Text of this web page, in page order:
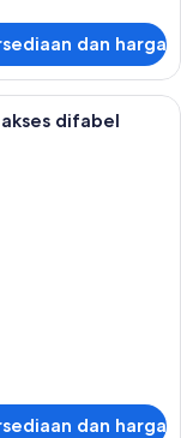
dan harga
difabel
dan harga